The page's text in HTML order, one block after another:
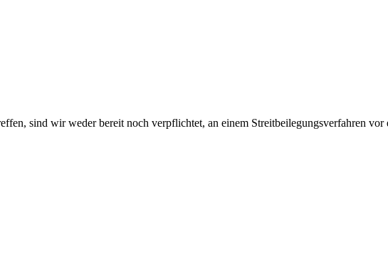
sind wir weder bereit noch verpflichtet, an einem Streitbeilegungsverfahren vor